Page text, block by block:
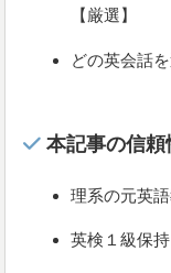
【厳選】
どの英会話
本記事の信頼
理系の元英
英検１級保持